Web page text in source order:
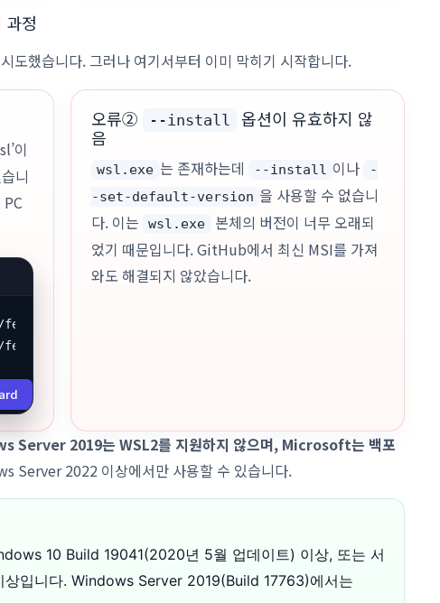
과정
도했습니다. 그러나 여기서부터 이미 막히기 시작합니다.
이
니
Windows-Subsystem-Linux /all /norestart
/all /norestart
오류② --install
옵션이 유효하지 않
음
wsl.exe 는 존재하는데 --install 이나
-
-set-default-version 을 사용할 수 없습니
다. 이는
wsl.exe
본체의 버전이 너무 오래되
었기 때문입니다. GitHub에서 최신 MSI를 가져
와도 해결되지 않았습니다.
Server 2019는 WSL2를 지원하지 않으며, Microsoft는 백포
Server 2022 이상에서만 사용할 수 있습니다.
10 Build 19041(2020년 5월 업데이트) 이상, 또는 서
입니다. Windows Server 2019(Build 17763)에서는